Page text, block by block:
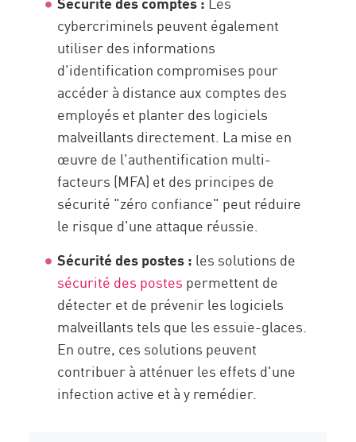
cybercriminels peuvent également
utiliser des informations
d'identification compromises pour
accéder à distance aux comptes des
employés et planter des logiciels
malveillants directement. La mise en
œuvre de l'authentification multi-
facteurs (MFA) et des principes de
sécurité "zéro confiance" peut réduire
le risque d'une attaque réussie.
Sécurité des postes : les solutions de
sécurité des postes permettent de
détecter et de prévenir les logiciels
malveillants tels que les essuie-glaces.
En outre, ces solutions peuvent
contribuer à atténuer les effets d'une
infection active et à y remédier.